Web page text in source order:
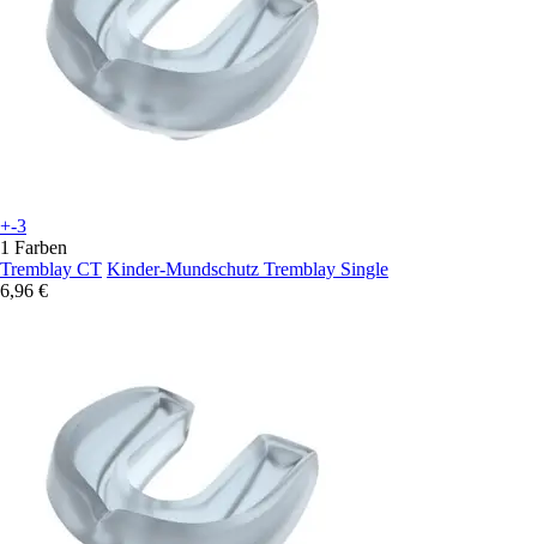
+-3
1 Farben
Tremblay CT Kinder-Mundschutz Tremblay Single
6,96 €